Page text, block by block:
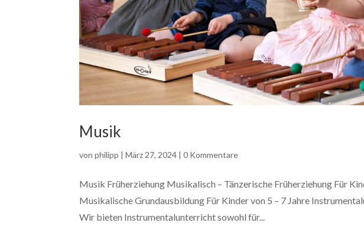
Musik
vonphilipp |März 27, 2024 |0 Kommentare
Musik Früherziehung Musikalisch – Tänzerische Früherziehung Für
Musikalische Grundausbildung Für Kinder von 5 – 7 Jahre
Wir bieten Instrumentalunterricht sowohl für...